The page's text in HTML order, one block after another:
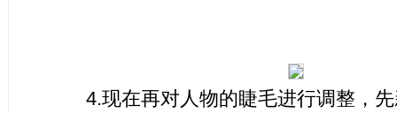
4.现在再对人物的睫毛进行调整，先